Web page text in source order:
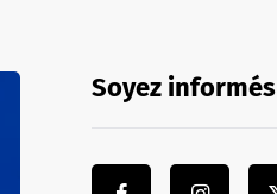
Soyez informés